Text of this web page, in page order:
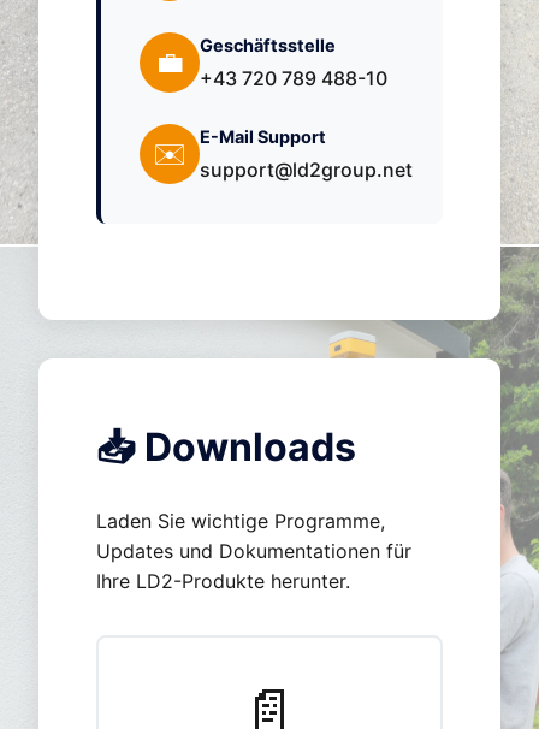
💼 Geschäftsstelle
+43 720 789 488-10
✉️ E-Mail Support
support@ld2group.net
📥 Downloads
Laden Sie wichtige Programme,
Updates und Dokumentationen für
Ihre LD2-Produkte herunter.
📄